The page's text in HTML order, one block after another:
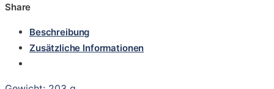
Share
Beschreibung
Zusätzliche Informationen